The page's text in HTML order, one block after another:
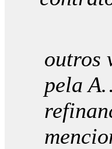
O
outros
pela